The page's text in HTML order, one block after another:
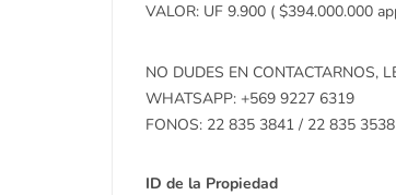
VALOR: UF 9.900 ( $394.000.000
NO DUDES EN CONTACTARNOS,
WHATSAPP: +569 9227 6319
FONOS: 22 835 3841 / 22 835 3538
ID de la Propiedad